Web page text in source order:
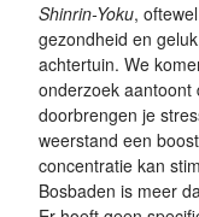
Shinrin-Yoku,
gezondheid en
achtertuin. We
onderzoek aantoont
doorbrengen je
weerstand een
concentratie kan
Bosbaden is meer